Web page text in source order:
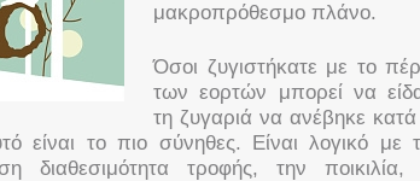
μακροπρόθεσμο πλάνο.
Όσοι ζυγιστήκατε με το
των εορτών μπορεί να
τη ζυγαριά να ανέβηκε κατά
είναι το πιο σύνηθες. Είναι λογικό με
διαθεσιμότητα τροφής, την ποικιλία,